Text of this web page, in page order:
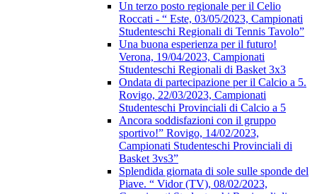
Un terzo posto regionale per il Celio
Roccati - “ Este, 03/05/2023, Campionati
Studenteschi Regionali di Tennis Tavolo”
Una buona esperienza per il futuro!
Verona, 19/04/2023, Campionati
Studenteschi Regionali di Basket 3x3
Ondata di partecipazione per il Calcio a 5.
Rovigo, 22/03/2023, Campionati
Studenteschi Provinciali di Calcio a 5
Ancora soddisfazioni con il gruppo
sportivo!” Rovigo, 14/02/2023,
Campionati Studenteschi Provinciali di
Basket 3vs3”
Splendida giornata di sole sulle sponde del
Piave. “ Vidor (TV), 08/02/2023,